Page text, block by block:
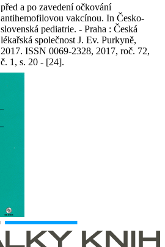
před a po zavedení očkování
antihemofilovou vakcínou. In Česko-
slovenská pediatrie. - Praha : Česká
lékařská společnost J. Ev. Purkyně,
2017. ISSN 0069-2328, 2017, roč. 72,
č. 1, s. 20 - [24].